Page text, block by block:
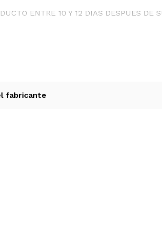
ENTRE 10 Y 12 DIAS DESPUES DE
fabricante